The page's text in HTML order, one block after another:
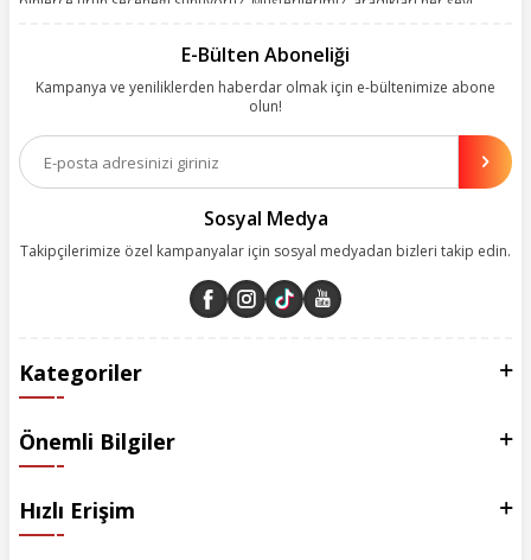
kolay, kusursuz ve keyifli bir alışveriş yolculuğu sunarken deneyiminize
olanakları sunuyoruz. Çalışmalarımızı müşterilerimizin memnuniyetini
esas alarak yürütüyoruz.
E-Bülten Aboneliği
Kampanya ve yeniliklerden haberdar olmak için e-bültenimize abone
olun!
Sosyal Medya
Takipçilerimize özel kampanyalar için sosyal medyadan bizleri takip edin.
Kategoriler
Önemli Bilgiler
Hızlı Erişim